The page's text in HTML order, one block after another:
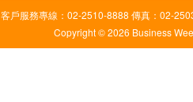
客戶服務專線：02-2510-8888 傳真：02-
Copyright © 2026 Business